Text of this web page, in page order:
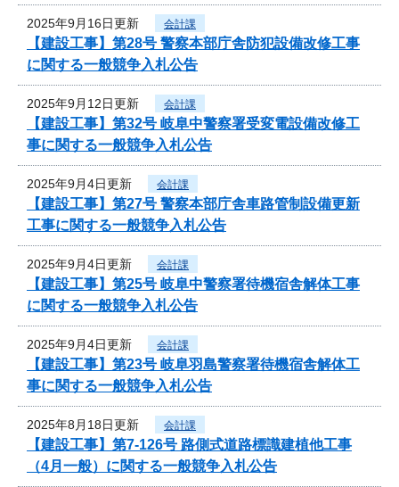
2025年9月16日更新 会計課
【建設工事】第28号 警察本部庁舎防犯設備改修工事
に関する一般競争入札公告
2025年9月12日更新 会計課
【建設工事】第32号 岐阜中警察署受変電設備改修工
事に関する一般競争入札公告
2025年9月4日更新 会計課
【建設工事】第27号 警察本部庁舎車路管制設備更新
工事に関する一般競争入札公告
2025年9月4日更新 会計課
【建設工事】第25号 岐阜中警察署待機宿舎解体工事
に関する一般競争入札公告
2025年9月4日更新 会計課
【建設工事】第23号 岐阜羽島警察署待機宿舎解体工
事に関する一般競争入札公告
2025年8月18日更新 会計課
【建設工事】第7-126号 路側式道路標識建植他工事
（4月一般）に関する一般競争入札公告